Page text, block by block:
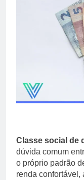
Classe social de
dúvida comum
o próprio padrão
renda